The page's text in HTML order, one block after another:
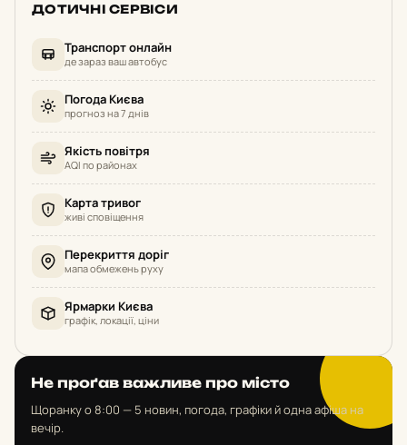
ДОТИЧНІ СЕРВІСИ
Транспорт онлайн
де зараз ваш автобус
Погода Києва
прогноз на 7 днів
Якість повітря
AQI по районах
Карта тривог
живі сповіщення
Перекриття доріг
мапа обмежень руху
Ярмарки Києва
графік, локації, ціни
Не проґав важливе про місто
Щоранку о 8:00 — 5 новин, погода, графіки й одна афіша на
вечір.